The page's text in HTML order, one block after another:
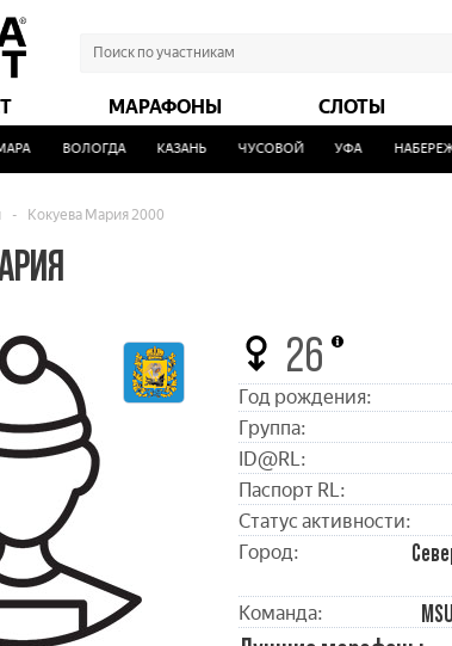
МАРАФОНЫ СЛОТЫ
ВОЛОГДА КАЗАНЬ ЧУСОВОЙ УФА
- Кокуева Мария 2000
26
Год рождения:
Группа:
ID@RL:
Паспорт RL:
Статус активности:
Город:
Команда: